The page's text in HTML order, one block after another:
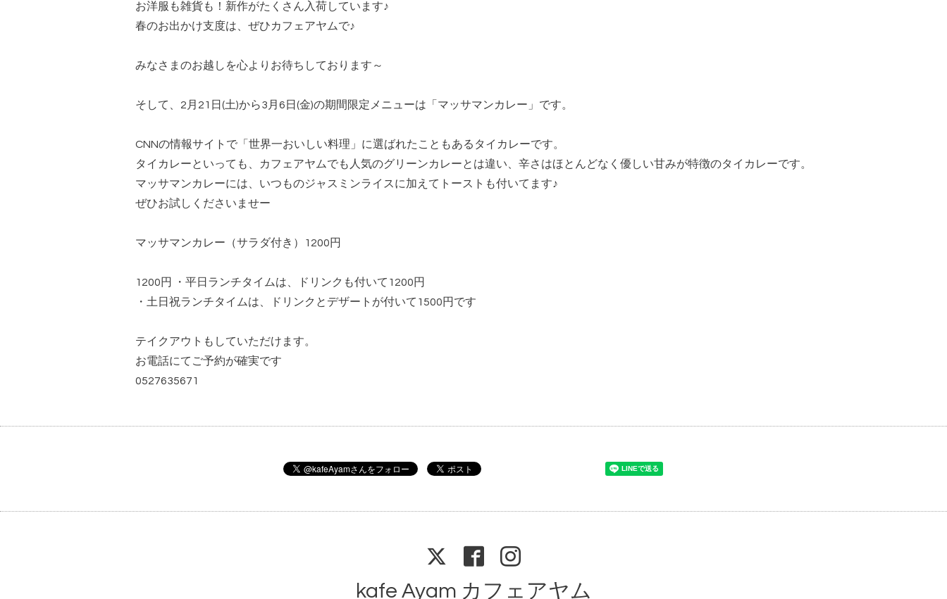
お洋服も雑貨も！新作がたくさん入荷しています♪
春のお出かけ支度は、ぜひカフェアヤムで♪
みなさまのお越しを心よりお待ちしております～
そして、2月21日(土)から3月6日(金)の期間限定メニューは「マッサマンカレー」です。
CNNの情報サイトで「世界一おいしい料理」に選ばれたこともあるタイカレーです。
タイカレーといっても、カフェアヤムでも人気のグリーンカレーとは違い、辛さはほとんどなく優しい甘みが特徴のタイカレーです。
マッサマンカレーには、いつものジャスミンライスに加えてトーストも付いてます♪
ぜひお試しくださいませー
マッサマンカレー（サラダ付き）1200円
1200円 ・平日ランチタイムは、ドリンクも付いて1200円
・土日祝ランチタイムは、ドリンクとデザートが付いて1500円です
テイクアウトもしていただけます。
お電話にてご予約が確実です
0527635671
kafe Ayam カフェアヤム